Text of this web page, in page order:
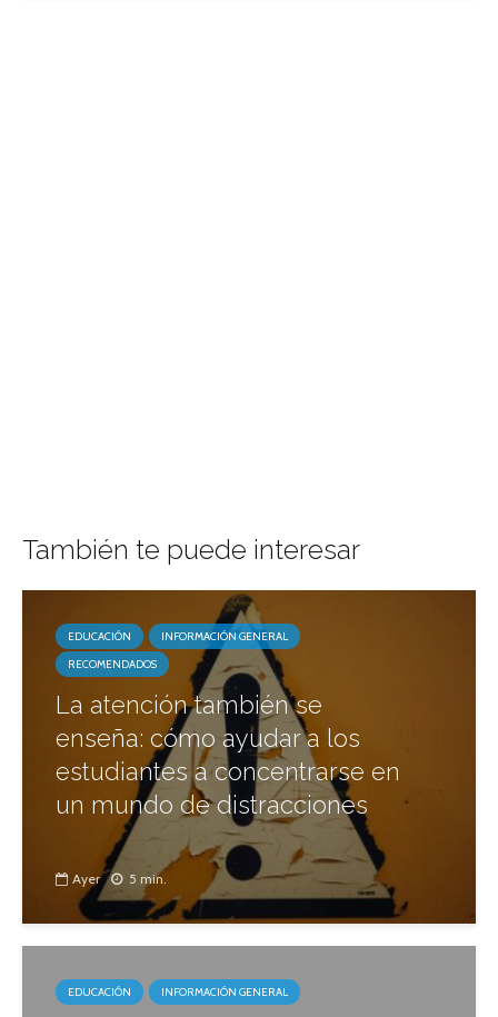
También te puede interesar
EDUCACIÓN
INFORMACIÓN GENERAL
RECOMENDADOS
La atención también se
enseña: cómo ayudar a los
estudiantes a concentrarse en
un mundo de distracciones
Ayer 5 min.
EDUCACIÓN INFORMACIÓN GENERAL